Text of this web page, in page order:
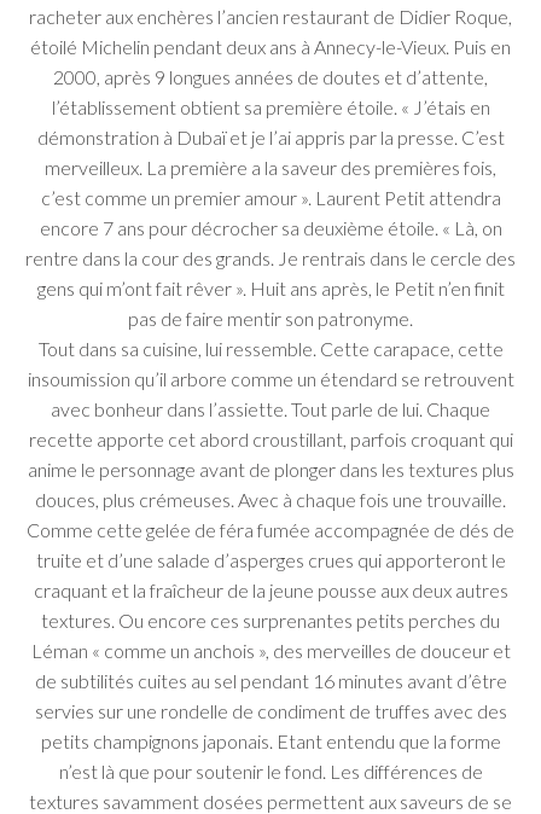
racheter aux enchères l’ancien restaurant de Didier Roque,
étoilé Michelin pendant deux ans à Annecy-le-Vieux. Puis en
2000, après 9 longues années de doutes et d’attente,
l’établissement obtient sa première étoile. « J’étais en
démonstration à Dubaï et je l’ai appris par la presse. C’est
merveilleux. La première a la saveur des premières fois,
c’est comme un premier amour ». Laurent Petit attendra
encore 7 ans pour décrocher sa deuxième étoile. « Là, on
rentre dans la cour des grands. Je rentrais dans le cercle des
gens qui m’ont fait rêver ». Huit ans après, le Petit n’en finit
pas de faire mentir son patronyme.
Tout dans sa cuisine, lui ressemble. Cette carapace, cette
insoumission qu’il arbore comme un étendard se retrouvent
avec bonheur dans l’assiette. Tout parle de lui. Chaque
recette apporte cet abord croustillant, parfois croquant qui
anime le personnage avant de plonger dans les textures plus
douces, plus crémeuses. Avec à chaque fois une trouvaille.
Comme cette gelée de féra fumée accompagnée de dés de
truite et d’une salade d’asperges crues qui apporteront le
craquant et la fraîcheur de la jeune pousse aux deux autres
textures. Ou encore ces surprenantes petits perches du
Léman « comme un anchois », des merveilles de douceur et
de subtilités cuites au sel pendant 16 minutes avant d’être
servies sur une rondelle de condiment de truffes avec des
petits champignons japonais. Etant entendu que la forme
n’est là que pour soutenir le fond. Les différences de
textures savamment dosées permettent aux saveurs de se